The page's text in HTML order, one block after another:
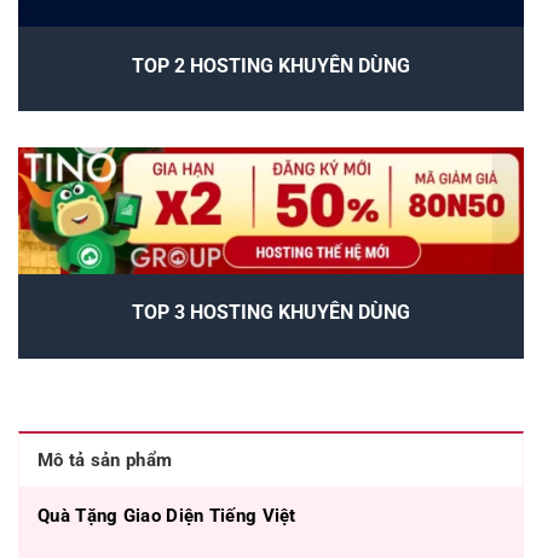
TOP 2 HOSTING KHUYÊN DÙNG
TOP 3 HOSTING KHUYÊN DÙNG
Mô tả sản phẩm
Quà Tặng Giao Diện Tiếng Việt